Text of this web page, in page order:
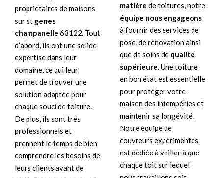
propriétaires de maisons
sur st genes
champanelle 63122. Tout
d’abord, ils ont une solide
expertise dans leur
domaine, ce qui leur
permet de trouver une
solution adaptée pour
chaque souci de toiture.
De plus, ils sont très
professionnels et
prennent le temps de bien
comprendre les besoins de
leurs clients avant de
matière de toitures, notre
équipe nous engageons
à fournir des services de
pose, de rénovation ainsi
que de soins de qualité
supérieure. Une toiture
en bon état est essentielle
pour protéger votre
maison des intempéries et
maintenir sa longévité.
Notre équipe de
couvreurs expérimentés
est dédiée à veiller à que
chaque toit sur lequel